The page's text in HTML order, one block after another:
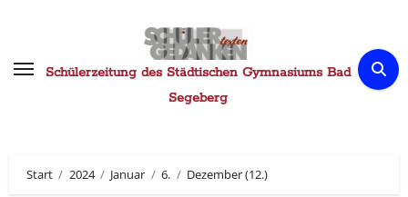
springenSchülerzeitung des Städtischen Gymnasiums Bad
Segeberg
Start 2024 Januar 6. Dezember (12.)